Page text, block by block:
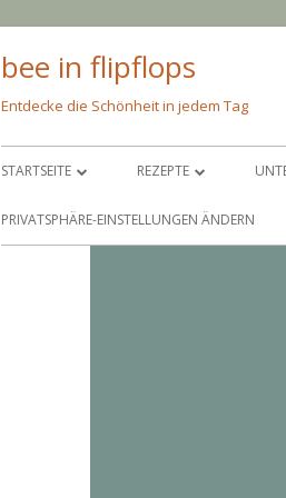
bee in flipflops
Entdecke die Schönheit in jedem Tag
Primäres
Menü
STARTSEITE
ÜBER MICH
REZEPTE
PFEIF AUF DIE KALORIEN
PRIVATSPHÄRE-EINSTELLUNGEN ÄNDERN